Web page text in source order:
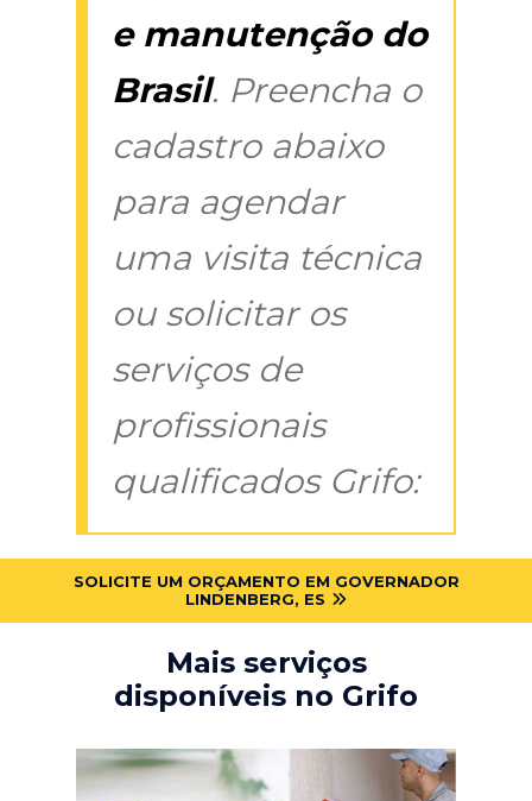
e manutenção do
Brasil. Preencha o
cadastro abaixo
para agendar
uma visita técnica
ou solicitar os
serviços de
profissionais
qualificados Grifo:
SOLICITE UM ORÇAMENTO EM GOVERNADOR
LINDENBERG, ES
Mais serviços
disponíveis no Grifo